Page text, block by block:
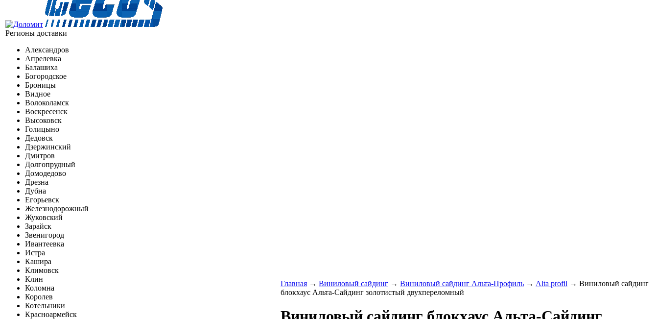
Регионы доставки
Александров
Апрелевка
Балашиха
Богородское
Броницы
Видное
Волоколамск
Воскресенск
Высоковск
Голицыно
Дедовск
Дзержинский
Дмитров
Долгопрудный
Домодедово
Дрезна
Дубна
Егорьевск
Железнодорожный
Жуковский
Зарайск
Звенигород
Ивантеевка
Истра
Кашира
Климовск
Клин
Коломна
Королев
Котельники
Красноармейск
Главная → Виниловый сайдинг → Виниловый сайдинг Альта-Профиль → Alta profil → Виниловый сайдинг
блокхаус Альта-Сайдинг золотистый двухпереломный